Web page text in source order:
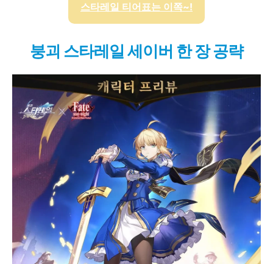
스타레일 티어표는 이쪽~!
붕괴 스타레일 세이버 한 장 공략